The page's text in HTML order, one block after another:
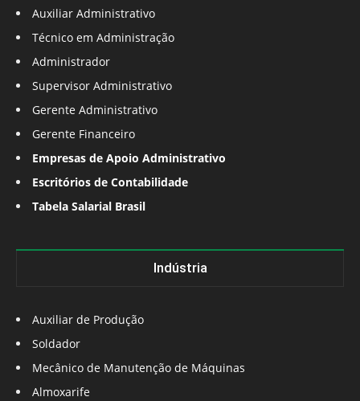
Auxiliar Administrativo
Técnico em Administração
Administrador
Supervisor Administrativo
Gerente Administrativo
Gerente Financeiro
Empresas de Apoio Administrativo
Escritórios de Contabilidade
Tabela Salarial Brasil
Indústria
Auxiliar de Produção
Soldador
Mecânico de Manutenção de Máquinas
Almoxarife